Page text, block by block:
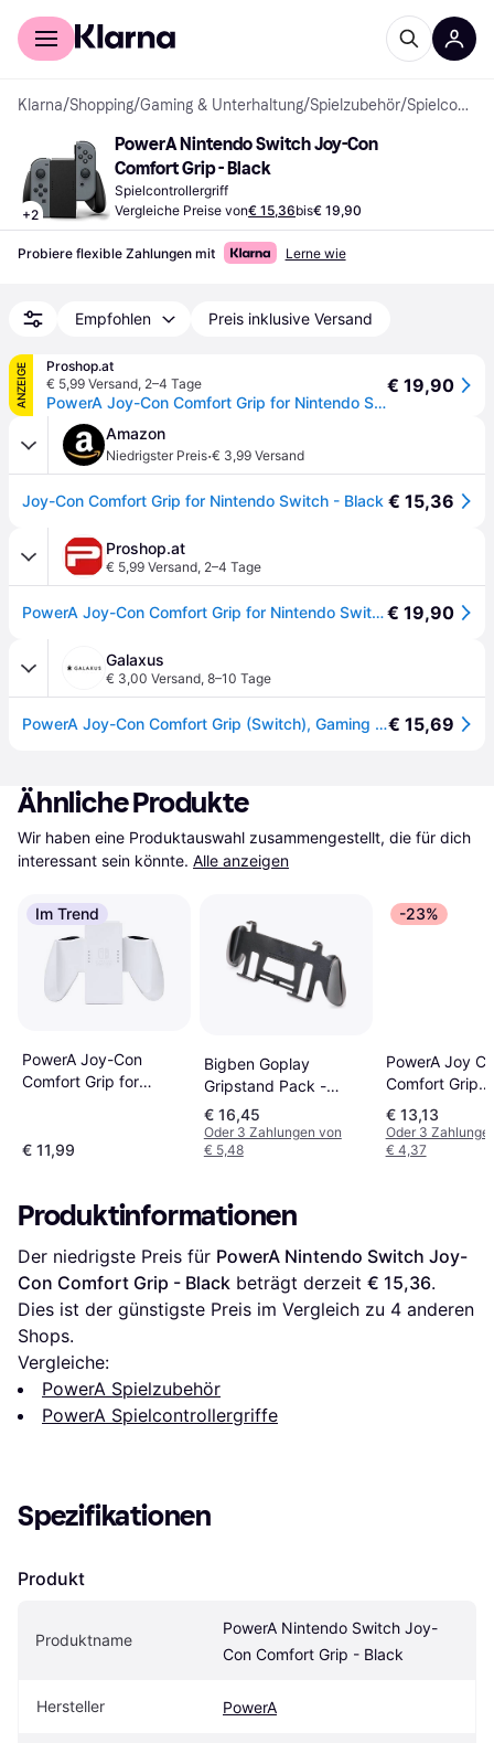
Für Shopper
Klarna/Shopping/Gaming & Unterhaltung/Spielzubehör/ Spielcontrollergriffe
+2
PowerA Nintendo Switch Joy-Con
Comfort Grip - Black
Spielcontrollergriff
Vergleiche Preise von€ 15,36bis€ 19,90
Probiere flexible Zahlungen mit Lerne wie
Empfohlen Preis inklusive Versand
ANZEIGE
Proshop.at
€ 5,99 Versand, 2–4 Tage
PowerA Joy-Con Comfort Grip for Nintendo Switch - Black - Nintendo Switch
€ 19,90
Amazon
Niedrigster Preis·€ 3,99 Versand
Joy-Con Comfort Grip for Nintendo Switch - Black € 15,36
Proshop.at
€ 5,99 Versand, 2–4 Tage
PowerA Joy-Con Comfort Grip for Nintendo Switch - Black - Nintendo Switch€ 19,90
Galaxus
€ 3,00 Versand, 8–10 Tage
PowerA Joy-Con Comfort Grip (Switch), Gaming Controller Zubehör, Schwarz€ 15,69
Ähnliche Produkte
Wir haben eine Produktauswahl zusammengestellt, die für dich
interessant sein könnte. Alle anzeigen
Im Trend
PowerA Joy-Con
Comfort Grip for
€ 11,99
Bigben Goplay
Gripstand Pack -
Nintendo Switch
€ 16,45
Oder 3 Zahlungen von
€ 5,48
-23%
PowerA Joy
Comfort Grip
Aktionsgriff
Switch
€ 13,13
Oder 3
€ 4,37
Produktinformationen
Der niedrigste Preis für PowerA Nintendo Switch Joy-
Con Comfort Grip - Black beträgt derzeit € 15,36.
Dies ist der günstigste Preis im Vergleich zu 4 anderen
Shops.
Vergleiche:
PowerA Spielzubehör
PowerA Spielcontrollergriffe
Spezifikationen
Produkt
Produktname
PowerA Nintendo Switch Joy-
Con Comfort Grip - Black
Hersteller PowerA